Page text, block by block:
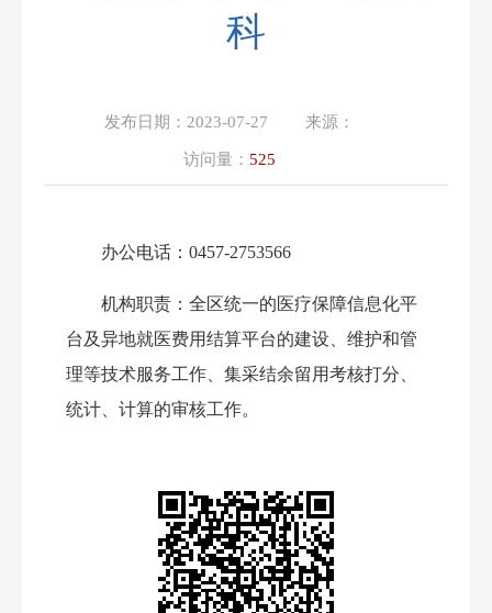
科
发布日期： 2023-07-27 来源：
访问量： 525
办公电话： 0457-2753566
机构职责 ： 全区统一的医疗保障信息化平
台及异地就医费用结算平台的建设、维护和管
理等技术服务工作、集采结余留用考核打分、
统计、计算的审核工作。